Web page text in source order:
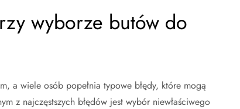
wyborze butów do
a wiele osób popełnia typowe błędy, które mogą
z najczęstszych błędów jest wybór niewłaściwego